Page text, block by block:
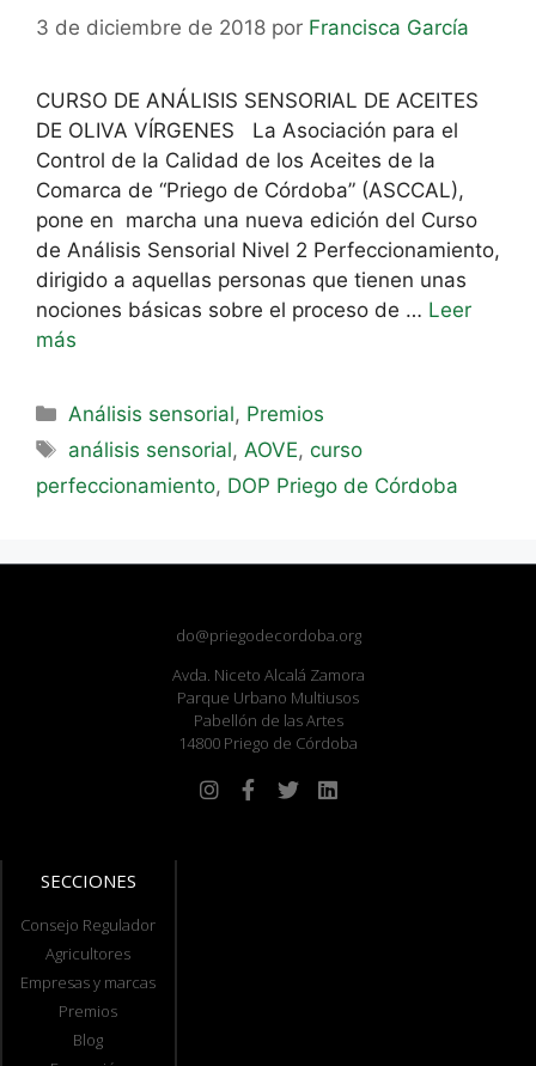
3 de diciembre de 2018 por Francisca García
CURSO DE ANÁLISIS SENSORIAL DE ACEITES
DE OLIVA VÍRGENES La Asociación para el
Control de la Calidad de los Aceites de la
Comarca de “Priego de Córdoba” (ASCCAL),
pone en marcha una nueva edición del Curso
de Análisis Sensorial Nivel 2 Perfeccionamiento,
dirigido a aquellas personas que tienen unas
nociones básicas sobre el proceso de … Leer
más
Análisis sensorial, Premios
análisis sensorial, AOVE,curso
perfeccionamiento, DOP Priego de Córdoba
do@priegodecordoba.org
Avda. Niceto Alcalá Zamora
Parque Urbano Multiusos
Pabellón de las Artes
14800 Priego de Córdoba
SECCIONES
Consejo Regulador
Agricultores
Empresas y marcas
Premios
Blog